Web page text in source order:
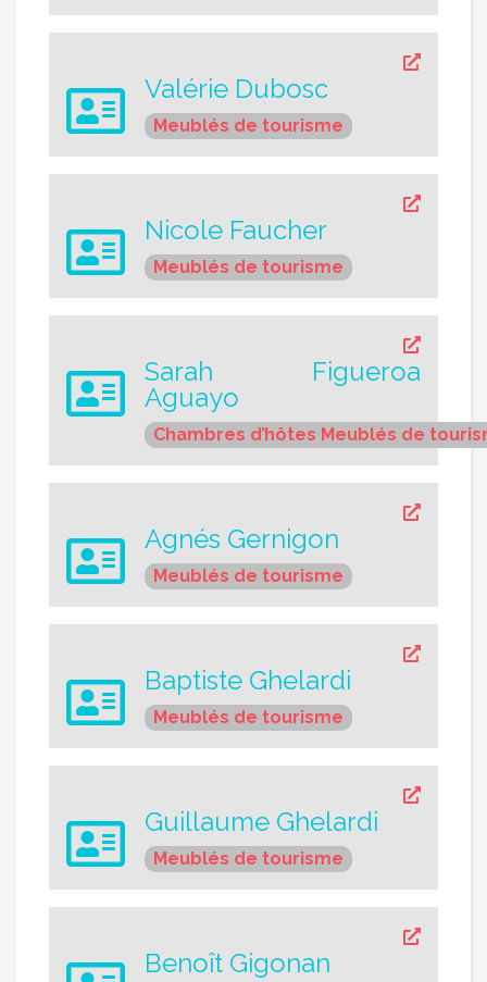
Valérie Dubosc
Meublés de tourisme
Nicole Faucher
Meublés de tourisme
Sarah Figueroa
Aguayo
Chambres d’hôtes Meublés de
Agnés Gernigon
Meublés de tourisme
Baptiste Ghelardi
Meublés de tourisme
Guillaume Ghelardi
Meublés de tourisme
Benoît Gigonan